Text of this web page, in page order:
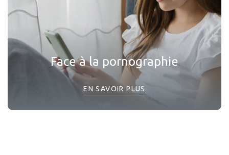
Face à la pornographie
EN SAVOIR PLUS